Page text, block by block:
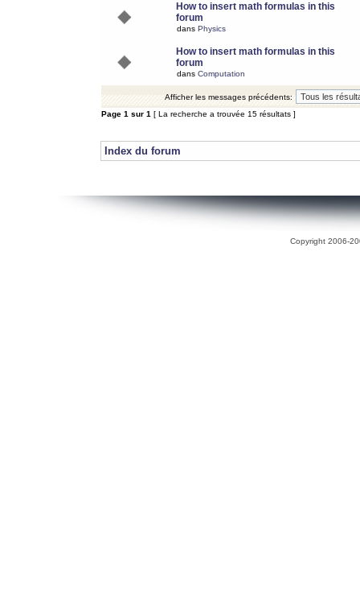
How to insert math formulas in this
forum
dans Physics
How to insert math formulas in this
forum
dans Computation
Afficher les messages précédents:
Page 1 sur 1 [ La recherche a trouvée 15 résultats ]
Index du forum
Copyright 2006-